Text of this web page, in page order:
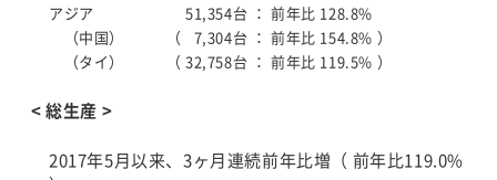
アジア 51,354台 ： 前年比 128.8%
（中国）
（ 7,304台 ： 前年比 154.8% ）
（タイ）
（ 32,758台 ： 前年比 119.5% ）
< 総生産 >
2017年5月以来、3ヶ月連続前年比増（ 前年比119.0%